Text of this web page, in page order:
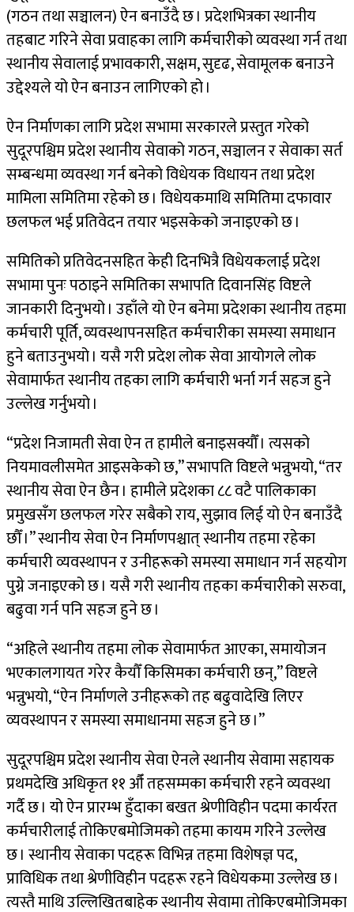
(गठन तथा सञ्चालन) ऐन बनाउँदै छ । प्रदेशभित्रका स्थानीय
तहबाट गरिने सेवा प्रवाहका लागि कर्मचारीको व्यवस्था गर्न तथा
स्थानीय सेवालाई प्रभावकारी, सक्षम, सुदृढ, सेवामूलक बनाउने
उद्देश्यले यो ऐन बनाउन लागिएको हो ।
ऐन निर्माणका लागि प्रदेश सभामा सरकारले प्रस्तुत गरेको
सुदूरपश्चिम प्रदेश स्थानीय सेवाको गठन, सञ्चालन र सेवाका सर्त
सम्बन्धमा व्यवस्था गर्न बनेको विधेयक विधायन तथा प्रदेश
मामिला समितिमा रहेको छ । विधेयकमाथि समितिमा दफावार
छलफल भई प्रतिवेदन तयार भइसकेको जनाइएको छ ।
समितिको प्रतिवेदनसहित केही दिनभित्रै विधेयकलाई प्रदेश
सभामा पुनः पठाइने समितिका सभापति दिवानसिंह विष्टले
जानकारी दिनुभयो । उहाँले यो ऐन बनेमा प्रदेशका स्थानीय तहमा
कर्मचारी पूर्ति, व्यवस्थापनसहित कर्मचारीका समस्या समाधान
हुने बताउनुभयो । यसै गरी प्रदेश लोक सेवा आयोगले लोक
सेवामार्फत स्थानीय तहका लागि कर्मचारी भर्ना गर्न सहज हुने
उल्लेख गर्नुभयो ।
“प्रदेश निजामती सेवा ऐन त हामीले बनाइसक्यौँ । त्यसको
नियमावलीसमेत आइसकेको छ,” सभापति विष्टले भन्नुभयो, “तर
स्थानीय सेवा ऐन छैन । हामीले प्रदेशका ८८ वटै पालिकाका
प्रमुखसँग छलफल गरेर सबैको राय, सुझाव लिई यो ऐन बनाउँदै
छौँ ।” स्थानीय सेवा ऐन निर्माणपश्चात् स्थानीय तहमा रहेका
कर्मचारी व्यवस्थापन र उनीहरूको समस्या समाधान गर्न सहयोग
पुग्ने जनाइएको छ । यसै गरी स्थानीय तहका कर्मचारीको सरुवा,
बढुवा गर्न पनि सहज हुने छ ।
“अहिले स्थानीय तहमा लोक सेवामार्फत आएका, समायोजन
भएकालगायत गरेर कैयौँ किसिमका कर्मचारी छन्,” विष्टले
भन्नुभयो, “ऐन निर्माणले उनीहरूको तह बढुवादेखि लिएर
व्यवस्थापन र समस्या समाधानमा सहज हुने छ ।”
सुदूरपश्चिम प्रदेश स्थानीय सेवा ऐनले स्थानीय सेवामा सहायक
प्रथमदेखि अधिकृत ११ औँ तहसम्मका कर्मचारी रहने व्यवस्था
गर्दै छ । यो ऐन प्रारम्भ हुँदाका बखत श्रेणीविहीन पदमा कार्यरत
कर्मचारीलाई तोकिएबमोजिमको तहमा कायम गरिने उल्लेख
छ । स्थानीय सेवाका पदहरू विभिन्न तहमा विशेषज्ञ पद,
प्राविधिक तथा श्रेणीविहीन पदहरू रहने विधेयकमा उल्लेख छ ।
त्यस्तै माथि उल्लिखितबाहेक स्थानीय सेवामा तोकिएबमोजिमका